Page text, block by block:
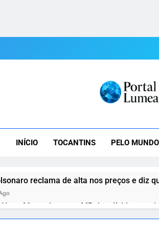
INÍCIO TOCANTINS PELO MUNDO
reclama de alta nos preços e diz
Motta destrava MP das dívidas